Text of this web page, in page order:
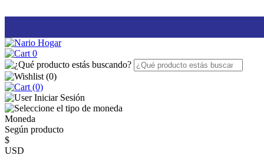
0
(0)
(0)
Iniciar Sesión
Moneda
Según producto
$
USD